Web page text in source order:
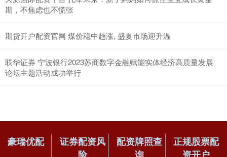
期，不焦虑也不慌张
期货开户配资官网 煤价稳中趋涨, 盛夏市场迎升温
联华证券 宁波银行2023苏商数字金融赋能实体经济高质量发展
论坛主题活动成功举行
豪瑞优配
证券配资风
配资牌照查
正规股票配